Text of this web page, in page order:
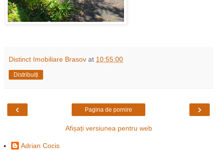
Distinct Imobiliare Brasov at 10:55:00
Distribuiți
‹ ›
Pagina de pornire
Afișați versiunea pentru web
Adrian Cocis